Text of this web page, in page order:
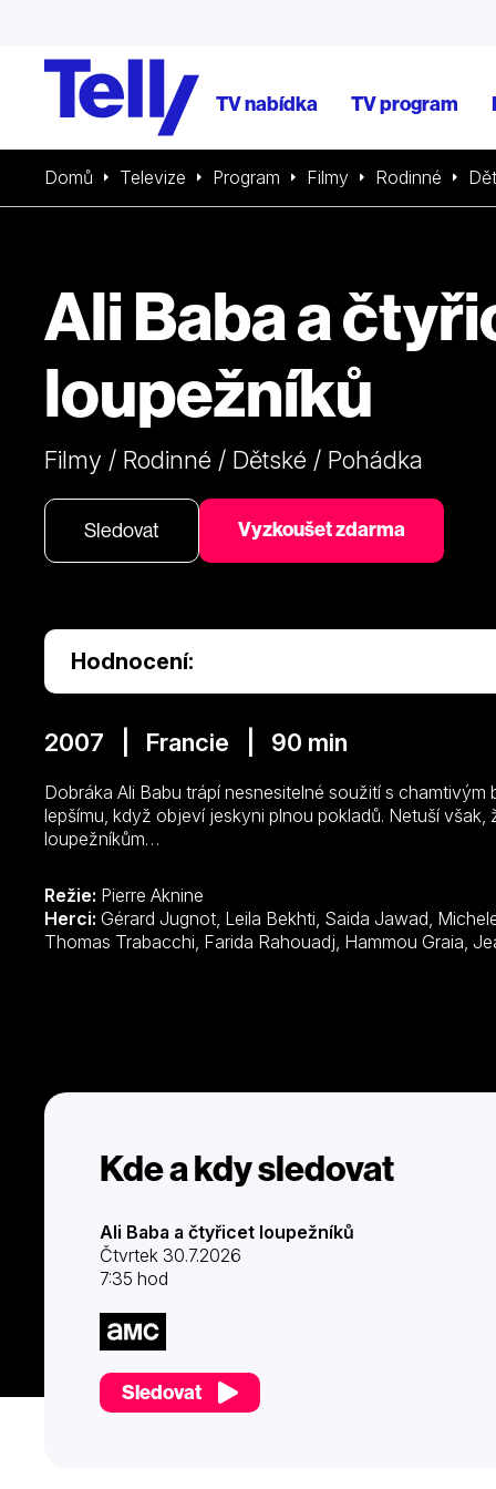
TV nabídka TV program
Domů Televize Program Filmy Rodinné
Ali Baba a
loupežníků
Filmy / Rodinné / Dětské / Pohádka
Sledovat Vyzkoušet zdarma
Hodnocení:
2007 | Francie | 90 min
Dobráka Ali Babu trápí nesnesitelné soužití s
lepšímu, když objeví jeskyni plnou pokladů. Netuší
loupežníkům…
Režie: Pierre Aknine
Herci:
Thomas
Kde a kdy sledovat
Ali Baba a čtyřicet loupežníků
Čtvrtek 30.7.2026
7:35 hod
Sledovat